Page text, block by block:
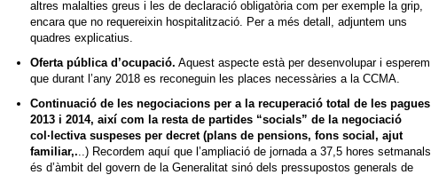
altres malalties greus i les de declaració obligatòria com per exemple la grip,
encara que no requereixin hospitalització. Per a més detall, adjuntem uns
quadres explicatius.
Oferta pública d’ocupació. Aquest aspecte està per desenvolupar i esperem
que durant l’any 2018 es reconeguin les places necessàries a la CCMA.
Continuació de les negociacions per a la recuperació total de les
2013 i 2014, així com la resta de partides “socials” de la negociació
col·lectiva suspeses per decret (plans de pensions, fons social, ajut
familiar,. ..) Recordem aquí que l’ampliació de jornada a 37,5 hores
és d’àmbit del govern de la Generalitat sinó dels pressupostos generals de